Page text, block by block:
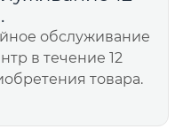
обслуживание
в течение 12
товара.